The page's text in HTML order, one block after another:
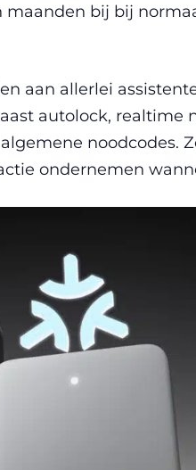
bij bij
aan allerlei
autolock, realtime
noodcodes.
ondernemen